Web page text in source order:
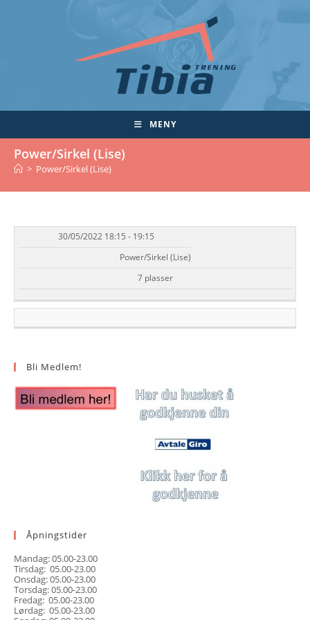
MENY
Power/Sirkel (Lise)
> Power/Sirkel (Lise)
DATO/TID EVENT TILGJENGELIGHET
30/05/2022 18:15 - 19:15
Power/Sirkel (Lise)
7 plasser
Bli Medlem!
Åpningstider
Mandag: 05.00-23.00
Tirsdag: 05.00-23.00
Onsdag: 05.00-23.00
Torsdag: 05.00-23.00
Fredag: 05.00-23.00
Lørdag: 05.00-23.00